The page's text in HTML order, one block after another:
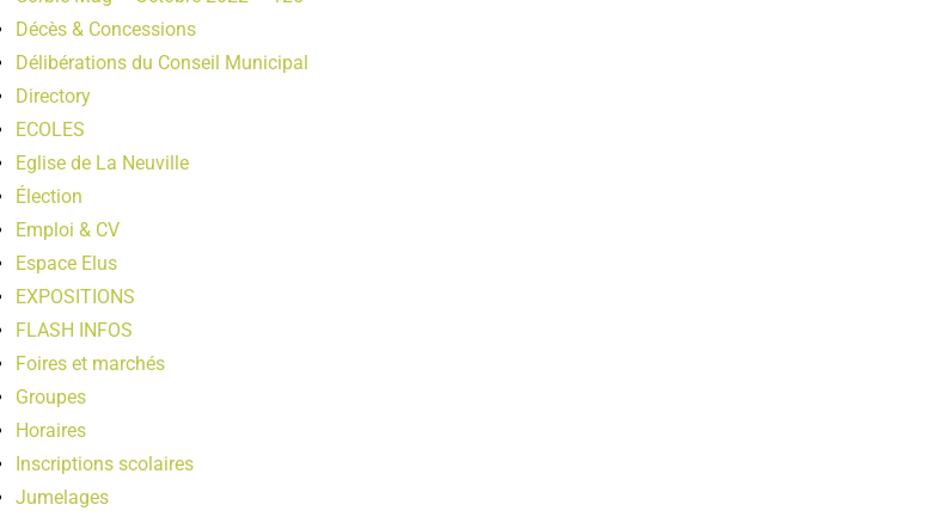
Décès & Concessions
Délibérations du Conseil Municipal
Directory
ECOLES
Eglise de La Neuville
Élection
Emploi & CV
Espace Elus
EXPOSITIONS
FLASH INFOS
Foires et marchés
Groupes
Horaires
Inscriptions scolaires
Jumelages